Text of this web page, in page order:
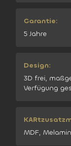
Garantie:
5 Jahre
Design:
3D frei,
Verfügung
MDF,